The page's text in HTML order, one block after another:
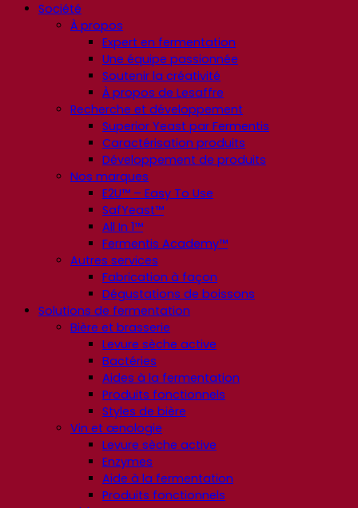
Société
À propos
Expert en fermentation
Une équipe passionnée
Soutenir la créativité
À propos de Lesaffre
Recherche et développement
Superior Yeast par Fermentis
Caractérisation produits
Développement de produits
Nos marques
E2U™ – Easy To Use
SafYeast™
All In 1™
Fermentis Academy™
Autres services
Fabrication à façon
Dégustations de boissons
Solutions de fermentation
Bière et brasserie
Levure sèche active
Bactéries
Aides à la fermentation
Produits fonctionnels
Styles de bière
Vin et œnologie
Levure sèche active
Enzymes
Aide à la fermentation
Produits fonctionnels